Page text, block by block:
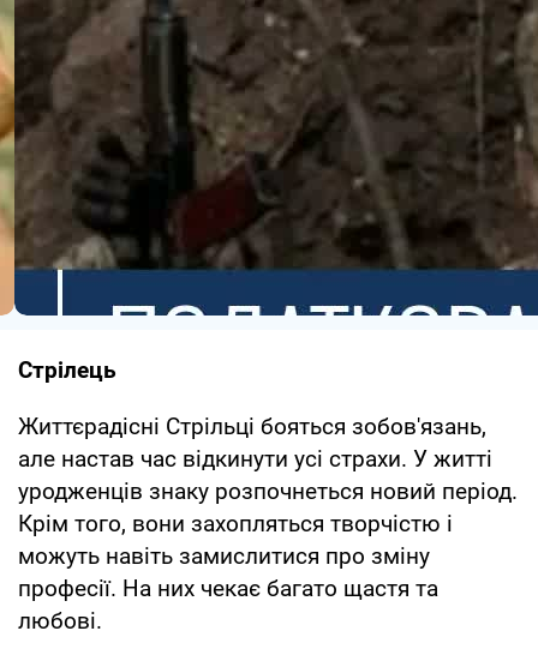
Стрілець
Життєрадісні Стрільці бояться зобов'язань,
але настав час відкинути усі страхи. У житті
уродженців знаку розпочнеться новий період.
Крім того, вони захопляться творчістю і
можуть навіть замислитися про зміну
професії. На них чекає багато щастя та
любові.